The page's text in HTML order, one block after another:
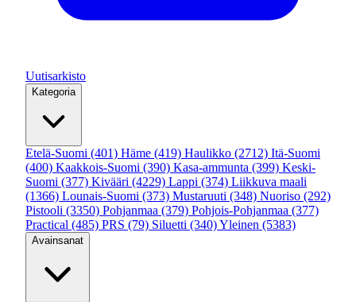
Uutisarkisto
Kategoria
Etelä-Suomi (401) Häme (419) Haulikko (2712) Itä-Suomi
(400) Kaakkois-Suomi (390) Kasa-ammunta (399) Keski-
Suomi (377) Kivääri (4229) Lappi (374) Liikkuva maali
(1366) Lounais-Suomi (373) Mustaruuti (348) Nuoriso (292)
Pistooli (3350) Pohjanmaa (379) Pohjois-Pohjanmaa (377)
Practical (485) PRS (79) Siluetti (340)Yleinen (5383)
Avainsanat